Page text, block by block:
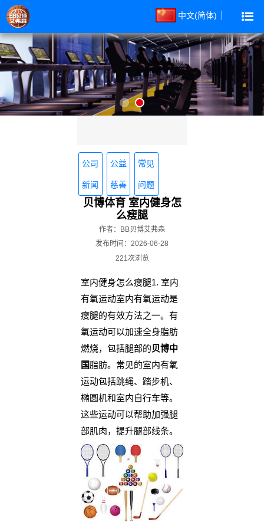
中文(简体)
公司
新闻
公益
慈善
常见
问题
贝博体育 室内健身怎
么瘦腿
作者：BB贝博艾弗森
发布时间：2026-06-28
221次浏览
室内健身怎么瘦腿1. 室内
有氧运动室内有氧运动是
瘦腿的有效方法之一。有
氧运动可以加速全身脂肪
燃烧，包括腿部的贝博中
国脂肪。常见的室内有氧
运动包括跳绳、踏步机、
椭圆机和室内自行车等。
这些运动可以帮助加强腿
部肌肉，提升腿部线条。